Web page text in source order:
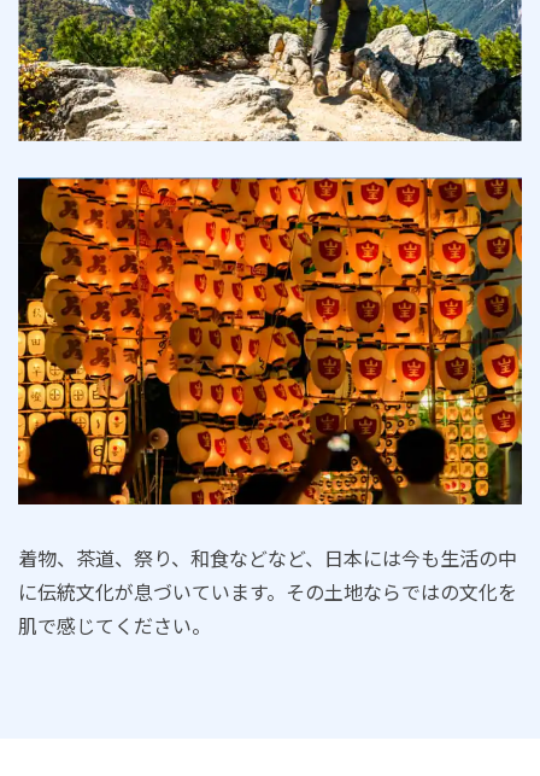
着物、茶道、祭り、和食などなど、日本には今も生活の中
に伝統文化が息づいています。その土地ならではの文化を
肌で感じてください。